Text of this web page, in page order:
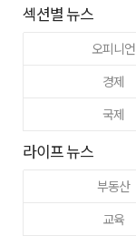
섹션별 뉴스
오피니언
경제
국제
라이프 뉴스
부동산
교육